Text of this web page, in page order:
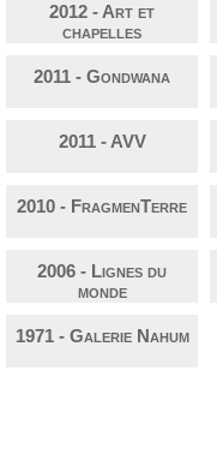
2012 - Art et
chapelles
2011 - Gondwana
2011 - AVV
2010 - FragmenTerre
2006 - Lignes du
monde
1971 - Galerie Nahum